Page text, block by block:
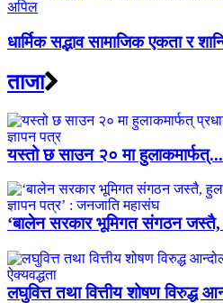
धार्मिक सद्भाव सामाजिक एकता र
ताजा
यस्तो छ साउन २० मा हुलाकमार्फत्...
‘बालेन सरकार भूमिगत संगठन जस्तै,
लघुवित्त तथा वित्तीय शोषण विरुद्ध